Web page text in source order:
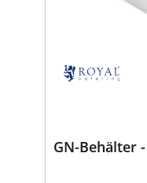
GN-Behälter